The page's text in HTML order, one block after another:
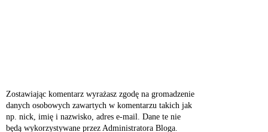
Zostawiając komentarz wyrażasz zgodę na gromadzenie
danych osobowych zawartych w komentarzu takich jak
np. nick, imię i nazwisko, adres e-mail. Dane te nie
będą wykorzystywane przez Administratora Bloga.